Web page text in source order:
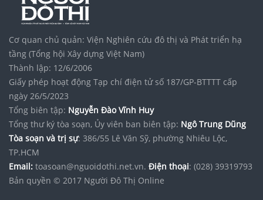
dự ánNam Long Thuỷ Nguyên
Trang chủKhu đô thị The Link City
Cơ quan chủ quản: Viện Nghiên cứu đô thị và Phát triển hạ
tầng (Tổng hội Xây dựng Việt Nam)
Thành lập: 12/6/2006
Giấy phép hoạt động Tạp chí điện tử số 187/GP-BTTTT cấp
ngày 26/5/2023
Tổng biên tập: Nguyễn Đào Vĩnh Huy
Tổng thư ký tòa soạn, Ủy viên ban biên tập: Ngô Trung Dũng
Tòa soạn và trị sự: 386/55 Lê Văn Sỹ, phường Nhiêu Lộc,
TP.HCM
Email: toasoan@nguoidothi.net.vn. Điện thoại: (028) 39319793
Bản quyền © 2017 Người Đô Thị Online